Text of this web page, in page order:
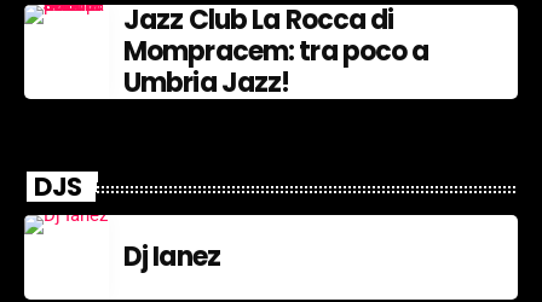
Jazz Club La Rocca di
Mompracem: tra poco a
Umbria Jazz!
DJS
Dj Ianez